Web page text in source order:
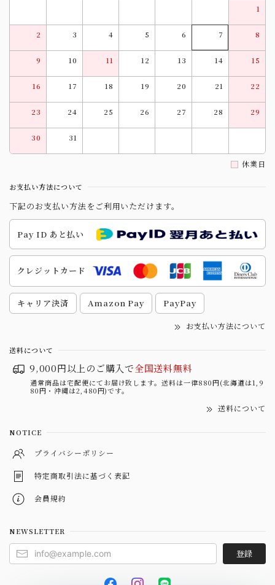
1
2 3 4 5 6 7 8
9 10 11 12 13 14 15
16 17 18 19 20 21 22
23 24 25 26 27 28 29
30 31
休業日
お支払い方法について
下記のお支払い方法をご利用いただけます。
Pay ID あと払い
クレジットカード
キャリア決済 Amazon Pay PayPay
お支払い方法について
送料について
9,000円以上のご購入で全国送料無料
通常商品は宅配便にてお届け致します。送料は一律880円(北海道は1,9
80円・沖縄は2,480円)です。
送料について
NOTICE
プライバシーポリシー
特定商取引法に基づく表記
会員規約
NEWSLETTER
登録